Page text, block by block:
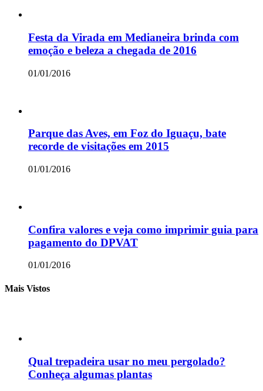
Festa da Virada em Medianeira brinda com
emoção e beleza a chegada de 2016
01/01/2016
Parque das Aves, em Foz do Iguaçu, bate
recorde de visitações em 2015
01/01/2016
Confira valores e veja como imprimir guia para
pagamento do DPVAT
01/01/2016
Mais Vistos
Qual trepadeira usar no meu pergolado?
Conheça algumas plantas